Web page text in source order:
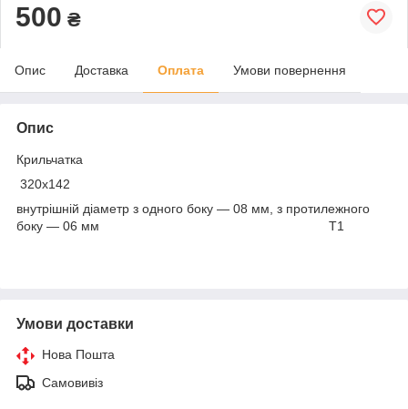
500 ₴
Опис Доставка Оплата Умови повернення
Опис
Крильчатка
320x142
внутрішній діаметр з одного боку — 08 мм, з протилежного
боку — 06 мм T1
Умови доставки
Нова Пошта
Самовивіз